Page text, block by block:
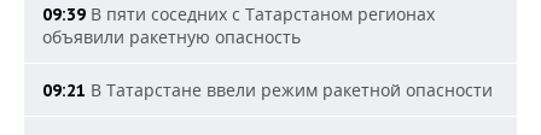
09:39 В пяти соседних с Татарстаном регионах
объявили ракетную опасность
09:21 В Татарстане ввели режим ракетной опасности